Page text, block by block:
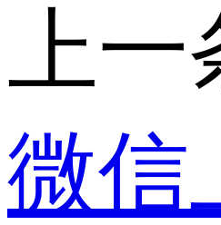
上一
微信